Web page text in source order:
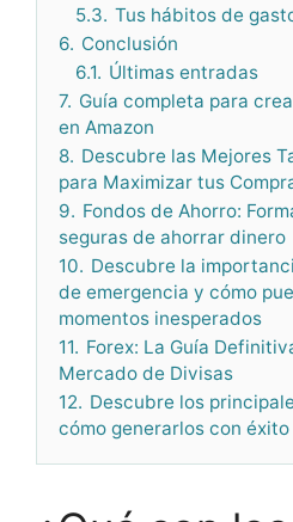
5.3. Tus hábitos de
6. Conclusión
6.1. Últimas entradas
7. Guía completa para
en Amazon
8. Descubre las Mejores
para Maximizar tus
9. Fondos de Ahorro:
seguras de ahorrar dinero
10. Descubre la
de emergencia y cómo
momentos inesperados
11. Forex: La Guía
Mercado de Divisas
12. Descubre los
cómo generarlos con éxito